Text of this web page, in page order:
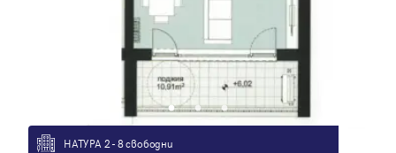
НАТУРА 2 - 8 свободни